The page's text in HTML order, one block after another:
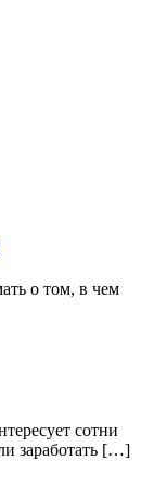
о том, в чем
сотни
заработать […]